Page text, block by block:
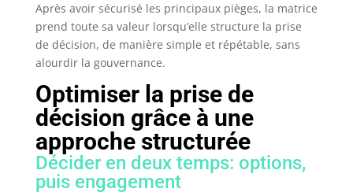
Après avoir sécurisé les principaux pièges, la matrice
prend toute sa valeur lorsqu’elle structure la prise
de décision, de manière simple et répétable, sans
alourdir la gouvernance.
Optimiser la prise de
décision grâce à une
approche structurée
Décider en deux temps: options,
puis engagement